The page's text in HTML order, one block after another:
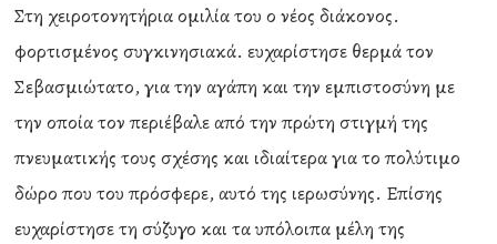
Στη χειροτονητήρια ομιλία του ο νέος διάκονος.
φορτισμένος συγκινησιακά. ευχαρίστησε θερμά τον
Σεβασμιώτατο, για την αγάπη και την εμπιστοσύνη με
την οποία τον περιέβαλε από την πρώτη στιγμή της
πνευματικής τους σχέσης και ιδιαίτερα για το πολύτιμο
δώρο που του πρόσφερε, αυτό της ιερωσύνης. Επίσης
ευχαρίστησε τη σύζυγο και τα υπόλοιπα μέλη της